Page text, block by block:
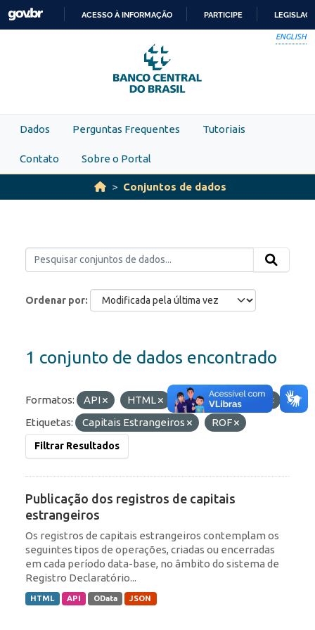
Skip to main content
PARA
O
CONTEÚDO
ACESSO À INFORMAÇÃO PARTICIPE
ENGLISH
Dados Perguntas Frequentes Tutoriais
Contato Sobre o Portal
Conjuntos de dados
Ordenar por
1 conjunto de dados encontrado
Formatos: API HTML JSON
OData
Etiquetas:
Capitais Estrangeiros ROF
Filtrar Resultados
Publicação dos registros de capitais
estrangeiros
Os registros de capitais estrangeiros contemplam os
seguintes tipos de operações, criadas ou encerradas
em cada período data-base, no âmbito do sistema de
Registro Declaratório...
HTML API OData JSON